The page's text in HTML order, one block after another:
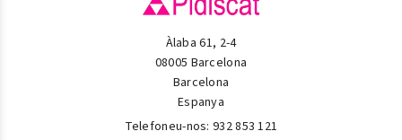
Àlaba 61, 2-4
08005 Barcelona
Barcelona
Espanya
Telefoneu-nos:932 853 121